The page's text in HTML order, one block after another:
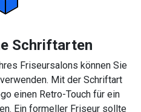
Schriftarten
Friseursalons können Sie
Mit der Schriftart
einen Retro-Touch für ein
Ein formeller Friseur sollte